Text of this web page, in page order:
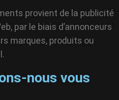
provient de la publicité
par le biais d’annonceurs
marques, produits ou
nous vous